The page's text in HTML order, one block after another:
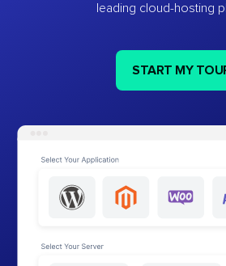
leading cloud-hosting
START MY